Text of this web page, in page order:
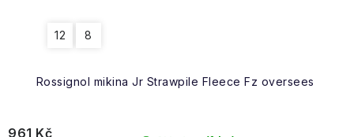
Rossignol mikina Jr Strawpile Fleece Fz oversees
12 8
961 Kč